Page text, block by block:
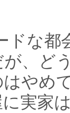
ドな都
、ど
はやめ
実家